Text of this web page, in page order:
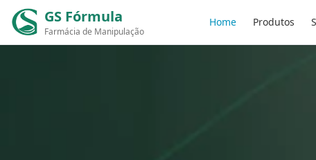
GS Fórmula
Farmácia de Manipulação
Home Produtos